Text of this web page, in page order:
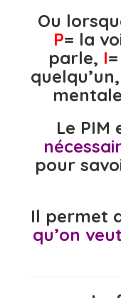
Ou
P= la
parle, I
quelqu’un,
Le PIM
pour
Il permet
qu’on